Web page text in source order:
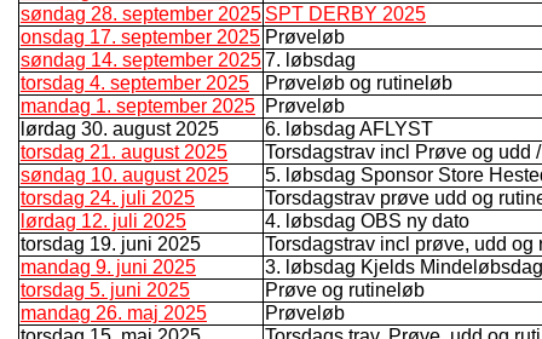
søndag 28. september 2025 SPT DERBY 2025
onsdag 17. september 2025 Prøveløb
søndag 14. september 20257. løbsdag
torsdag 4. september 2025
Prøveløb og rutineløb
mandag 1. september 2025 Prøveløb
lørdag 30. august 2025
6. løbsdag AFLYST
torsdag 21. august 2025
Torsdagstrav incl Prøve og udd
søndag 10. august 2025
5. løbsdag Sponsor Store
torsdag 24. juli 2025
Torsdagstrav prøve udd og
lørdag 12. juli 2025
4. løbsdag OBS ny dato
torsdag 19. juni 2025
Torsdagstrav incl prøve, udd og
mandag 9. juni 2025
3. løbsdag Kjelds Mindeløbsdag
torsdag 5. juni 2025
Prøve og rutineløb
mandag 26. maj 2025
Prøveløb